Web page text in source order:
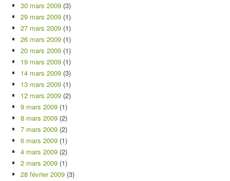
30 mars 2009 (3)
29 mars 2009 (1)
27 mars 2009 (1)
26 mars 2009 (1)
20 mars 2009 (1)
19 mars 2009 (1)
14 mars 2009 (3)
13 mars 2009 (1)
12 mars 2009 (2)
9 mars 2009 (1)
8 mars 2009 (2)
7 mars 2009 (2)
6 mars 2009 (1)
4 mars 2009 (2)
2 mars 2009 (1)
28 février 2009 (3)